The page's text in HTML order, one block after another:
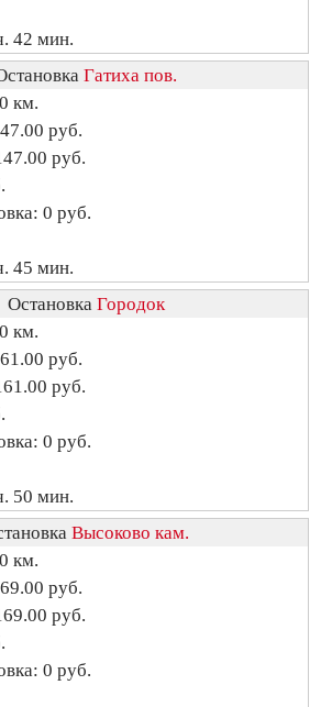
42 мин.
Гатиха пов.
км.
руб.
руб.
0 руб.
45 мин.
Остановка Городок
км.
руб.
руб.
0 руб.
50 мин.
Высоково кам.
км.
руб.
руб.
0 руб.